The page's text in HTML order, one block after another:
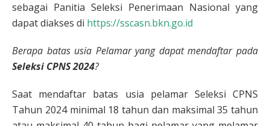
sebagai Panitia Seleksi Penerimaan Nasional yang
dapat diakses di https://sscasn.bkn.go.id
Berapa batas usia Pelamar yang dapat mendaftar pada
Seleksi CPNS 2024?
Saat mendaftar batas usia pelamar Seleksi CPNS
Tahun 2024 minimal 18 tahun dan maksimal 35 tahun